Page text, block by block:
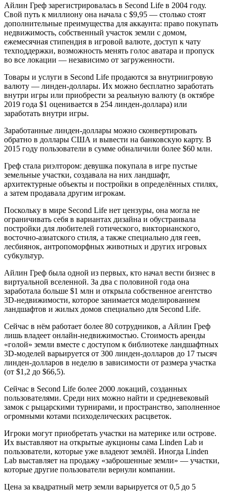
Айлин Греф зарегистрировалась в Second Life в 2004 году.
Свой путь к миллиону она начала с $9,95 — столько стоят
дополнительные преимущества для аккаунта: право покупать
недвижимость, собственный участок земли с домом,
ежемесячная стипендия в игровой валюте, доступ к чату
техподдержки, возможность менять голос аватара и пропуск
во все локации — независимо от загруженности.
Товары и услуги в Second Life продаются за внутриигровую
валюту — линден-доллары. Их можно бесплатно заработать
внутри игры или приобрести за реальную валюту (в октябре
2019 года $1 оценивается в 254 линден-доллара) или
заработать внутри игры.
Заработанные линден-доллары можно сконвертировать
обратно в доллары США и вывести на банковскую карту. В
2015 году пользователи в сумме обналичили более $60 млн.
Греф стала риэлтором: девушка покупала в игре пустые
земельные участки, создавала на них ландшафт,
архитектурные объекты и постройки в определённых стилях,
а затем продавала другим игрокам.
Поскольку в мире Second Life нет цензуры, она могла не
ограничивать себя в вариантах дизайна и обустраивала
постройки для любителей готического, викторианского,
восточно-азиатского стиля, а также специально для геев,
лесбиянок, антропоморфных животных и других игровых
субкультур.
Айлин Греф была одной из первых, кто начал вести бизнес в
виртуальной вселенной. За два с половиной года она
заработала больше $1 млн и открыла собственное агентство
3D-недвижимости, которое занимается моделированием
ландшафтов и жилых домов специально для Second Life.
Сейчас в нём работает более 80 сотрудников, а Айлин Греф
лишь владеет онлайн-недвижимостью. Стоимость аренды
«голой» земли вместе с доступом к библиотеке ландшафтных
3D-моделей варьируется от 300 линден-долларов до 17 тысяч
линден-долларов в неделю в зависимости от размера участка
(от $1,2 до $66,5).
Сейчас в Second Life более 2000 локаций, созданных
пользователями. Среди них можно найти и средневековый
замок с рыцарскими турнирами, и пространство, заполненное
огромными котами психоделических расцветок.
Игроки могут приобретать участки на материке или острове.
Их выставляют на открытые аукционы сама Linden Lab и
пользователи, которые уже владеют землёй. Иногда Linden
Lab выставляет на продажу «заброшенные земли» — участки,
которые другие пользователи вернули компании.
Цена за квадратный метр земли варьируется от 0,5 до 5